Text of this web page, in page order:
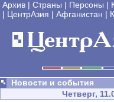
Архив | Страны | Персоны |
| ЦентрАзия | Афганистан |
Новости и события
Четверг,